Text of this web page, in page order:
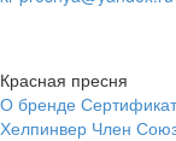
Красная пресня
О бренде
Хелпинвер Член